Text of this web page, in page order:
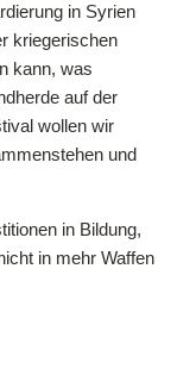
in Syrien
kriegerischen
kann, was
auf der
wollen wir
und
in Bildung,
in mehr Waffen